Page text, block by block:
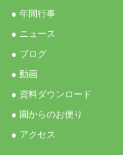
● 年間行事
● ニュース
● ブログ
● 動画
● 資料ダウンロード
● 園からのお便り
● アクセス